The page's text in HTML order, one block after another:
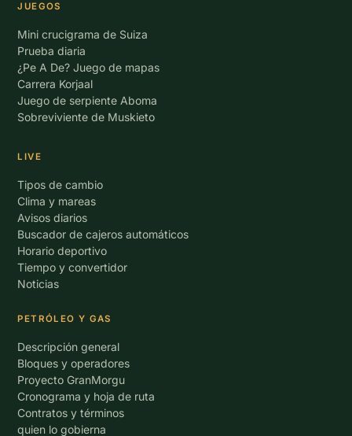
JUEGOS
Mini crucigrama de Suiza
Prueba diaria
¿Pe A De? Juego de mapas
Carrera Korjaal
Juego de serpiente Aboma
Sobreviviente de Muskieto
LIVE
Tipos de cambio
Clima y mareas
Avisos diarios
Buscador de cajeros automáticos
Horario deportivo
Tiempo y convertidor
Noticias
PETRÓLEO Y GAS
Descripción general
Bloques y operadores
Proyecto GranMorgu
Cronograma y hoja de ruta
Contratos y términos
quien lo gobierna